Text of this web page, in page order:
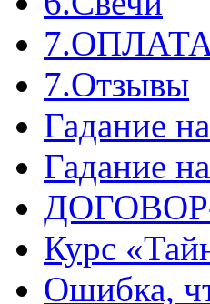
7.Отзывы
Гадание
Гадание
Курс
Ошибка,